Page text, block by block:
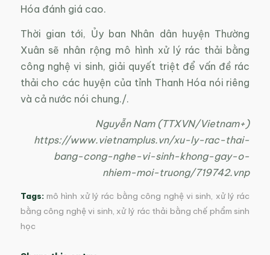
Hóa đánh giá cao.
Thời gian tới, Ủy ban Nhân dân huyện Thường
Xuân sẽ nhân rộng mô hình xử lý rác thải bằng
công nghệ vi sinh, giải quyết triệt để vấn đề rác
thải cho các huyện của tỉnh Thanh Hóa nói riêng
và cả nước nói chung./.
Nguyễn Nam (TTXVN/Vietnam+)
https://www.vietnamplus.vn/xu-ly-rac-thai-
bang-cong-nghe-vi-sinh-khong-gay-o-
nhiem-moi-truong/719742.vnp
Tags: mô hình xử lý rác bằng công nghệ vi sinh, xử lý rác
bằng công nghệ vi sinh, xử lý rác thải bằng chế phẩm sinh
học